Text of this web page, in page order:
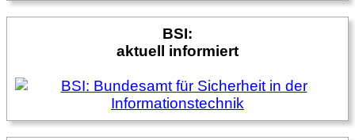
BSI:
aktuell informiert